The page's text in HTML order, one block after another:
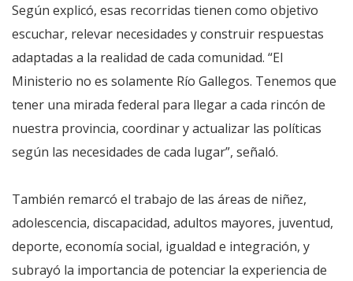
Según explicó, esas recorridas tienen como objetivo
escuchar, relevar necesidades y construir respuestas
adaptadas a la realidad de cada comunidad. “El
Ministerio no es solamente Río Gallegos. Tenemos que
tener una mirada federal para llegar a cada rincón de
nuestra provincia, coordinar y actualizar las políticas
según las necesidades de cada lugar”, señaló.
También remarcó el trabajo de las áreas de niñez,
adolescencia, discapacidad, adultos mayores, juventud,
deporte, economía social, igualdad e integración, y
subrayó la importancia de potenciar la experiencia de